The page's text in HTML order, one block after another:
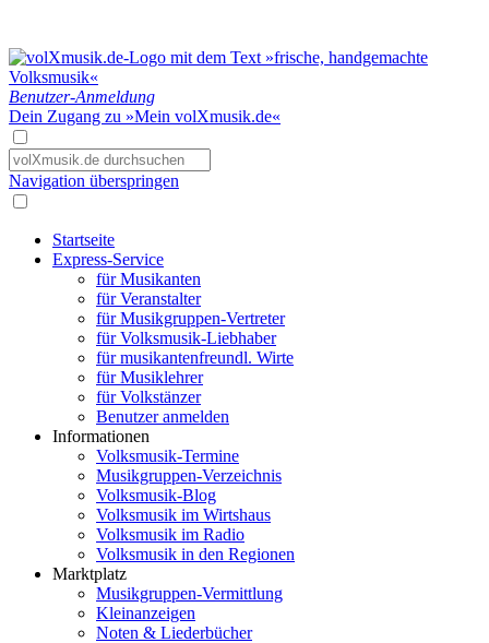
Benutzer-Anmeldung
Dein Zugang zu »Mein volXmusik.de«
Navigation überspringen
Startseite
Express-Service
für Musikanten
für Veranstalter
für Musikgruppen-Vertreter
für Volksmusik-Liebhaber
für musikantenfreundl. Wirte
für Musiklehrer
für Volkstänzer
Benutzer anmelden
Informationen
Volksmusik-Termine
Musikgruppen-Verzeichnis
Volksmusik-Blog
Volksmusik im Wirtshaus
Volksmusik im Radio
Volksmusik in den Regionen
Marktplatz
Musikgruppen-Vermittlung
Kleinanzeigen
Noten & Liederbücher